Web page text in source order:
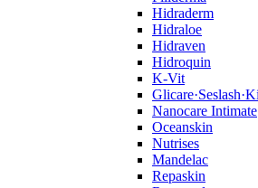
Hidraderm
Hidraloe
Hidraven
Hidroquin
K-Vit
Nanocare Intimate
Oceanskin
Nutrises
Mandelac
Repaskin